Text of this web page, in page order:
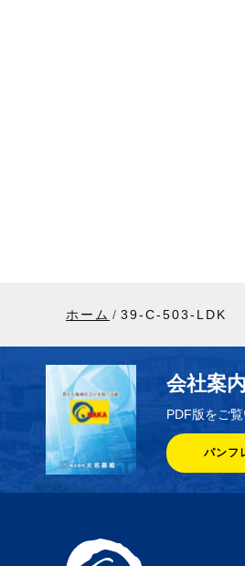
ホーム 39-C-503-LDK
会社案
PDF版をご
パンフ